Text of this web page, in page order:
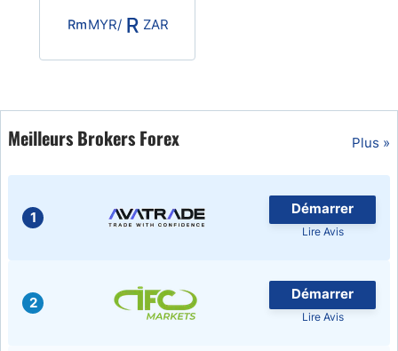
Indices
MYR/ ZAR
Meilleurs Brokers Forex Plus »
1
Démarrer
Lire Avis
2
Démarrer
Lire Avis